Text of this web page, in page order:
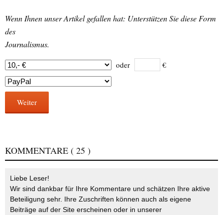
Wenn Ihnen unser Artikel gefallen hat: Unterstützen Sie diese Form
des
Journalismus.
oder €
Weiter
KOMMENTARE ( 25 )
Liebe Leser!
Wir sind dankbar für Ihre Kommentare und schätzen Ihre aktive
Beteiligung sehr. Ihre Zuschriften können auch als eigene
Beiträge auf der Site erscheinen oder in unserer